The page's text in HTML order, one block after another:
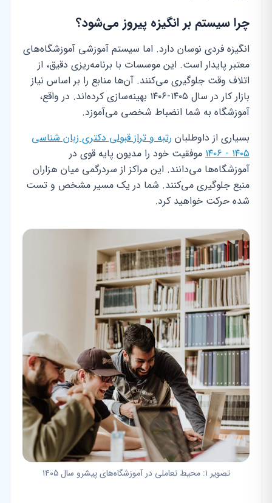
چرا سیستم بر انگیزه پیروز می‌شود؟
انگیزه فردی نوسان دارد. اما سیستم آموزشی آموزشگاه‌های
معتبر پایدار است. این موسسات با برنامه‌ریزی دقیق، از
اتلاف وقت جلوگیری می‌کنند. آن‌ها منابع را بر اساس نیاز
بازار کار در سال ۱۴۰۵-۱۴۰۶ بهینه‌سازی کرده‌اند. در واقع،
آموزشگاه به شما انضباط شخصی می‌آموزد.
بسیاری از داوطلبان رتبه و تراز قبولی دکتری زبان شناسی
۱۴۰۵ - ۱۴۰۶
موفقیت خود را مدیون پایه قوی در
آموزشگاه‌ها می‌دانند. این مراکز از سردرگمی میان هزاران
منبع جلوگیری می‌کنند. شما در یک مسیر مشخص و تست
شده حرکت خواهید کرد.
تصویر ۱: محیط تعاملی در آموزشگاه‌های پیشرو سال ۱۴۰۵